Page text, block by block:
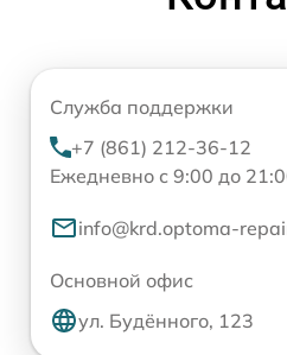
Служба поддержки
+7 (861) 212-36-12
Ежедневно с 9:00 до
info@krd.optoma-
Основной офис
ул. Будённого, 123